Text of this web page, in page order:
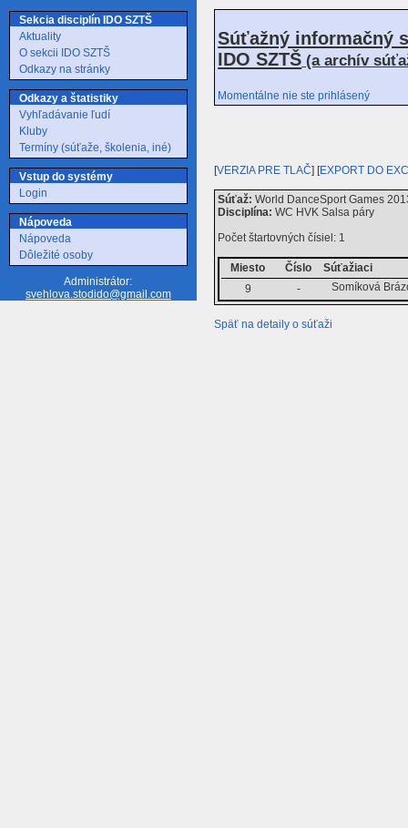
Sekcia disciplín IDO SZTŠ
Aktuality
O sekcii IDO SZTŠ
Odkazy na stránky
Odkazy a štatistiky
Vyhľadávanie ľudí
Kluby
Termíny (súťaže, školenia, iné)
Vstup do systémy
Login
Nápoveda
Nápoveda
Dôležité osoby
Administrátor:
svehlova.stodido@gmail.com
Súťažný informačný
IDO SZTŠ (a archív
Momentálne nie ste prihlásený
[VERZIA PRE TLAČ] [EXPORT DO
Súťaž: World DanceSport Games
Disciplína: WC HVK Salsa páry
Počet štartovných čísiel: 1
Miesto Číslo
Súťažiaci
9
- Somíková
Späť na detaily o súťaži